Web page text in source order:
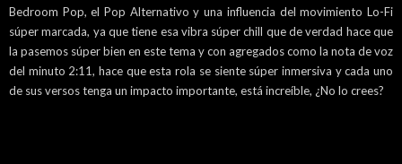
Bedroom Pop, el Pop Alternativo y una influencia del movimiento Lo-Fi
súper marcada, ya que tiene esa vibra súper chill que de verdad hace que
la pasemos súper bien en este tema y con agregados como la nota de voz
del minuto 2:11, hace que esta rola se siente súper inmersiva y cada uno
de sus versos tenga un impacto importante, está increíble, ¿No lo crees?